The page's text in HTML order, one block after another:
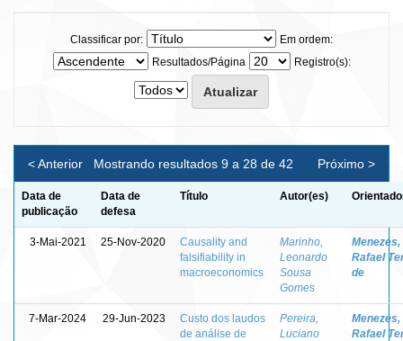
Classificar por:
Em ordem:
Resultados/Página
Registro(s):
Mostrando resultados 9 a 28 de 42
< Anterior Próximo >
Data de
publicação
Data de
defesa
Título Autor(es)
3-Mai-2021 25-Nov-2020
Causality and
falsifiability in
macroeconomics
Marinho,
Leonardo
Sousa
Gomes
Menezes,
Rafael
de
7-Mar-2024 29-Jun-2023
Custo dos laudos
de análise de
Pereira,
Luciano
Menezes,
Rafael